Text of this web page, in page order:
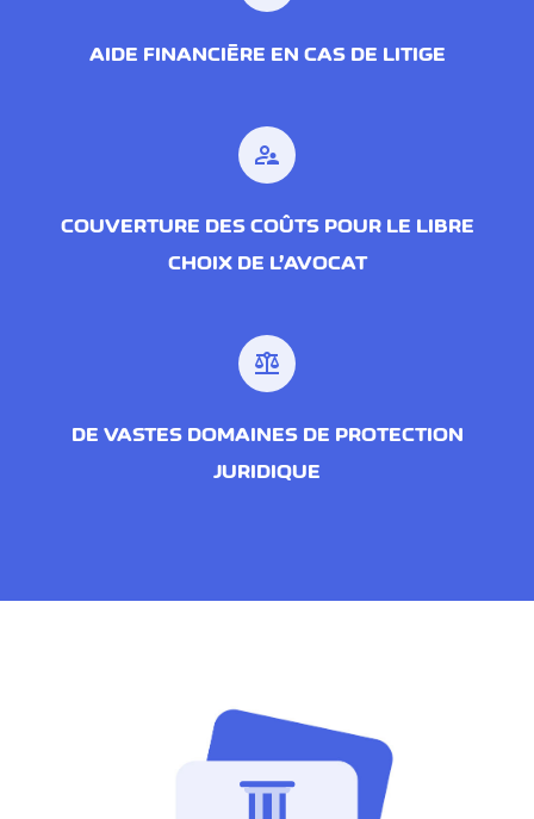
AIDE FINANCIÈRE EN CAS DE LITIGE
supervisor_account
COUVERTURE DES COÛTS POUR LE LIBRE
CHOIX DE L’AVOCAT
balance
DE VASTES DOMAINES DE PROTECTION
JURIDIQUE